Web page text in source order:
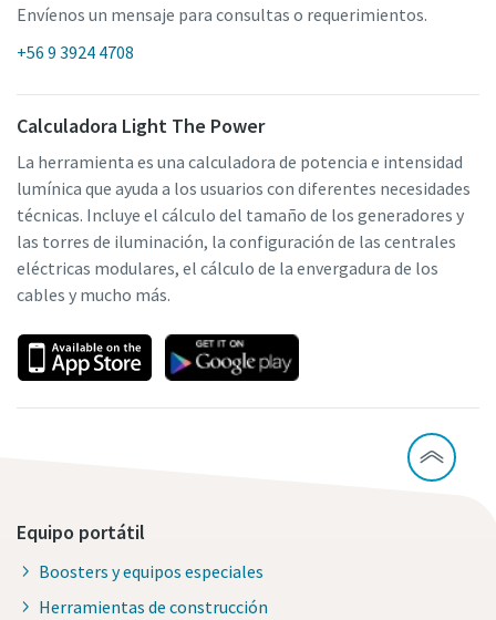
Envíenos un mensaje para consultas o requerimientos.
+56 9 3924 4708
Calculadora Light The Power
La herramienta es una calculadora de potencia e intensidad
lumínica que ayuda a los usuarios con diferentes necesidades
técnicas. Incluye el cálculo del tamaño de los generadores y
las torres de iluminación, la configuración de las centrales
eléctricas modulares, el cálculo de la envergadura de los
cables y mucho más.
Equipo portátil
Boosters y equipos especiales
Herramientas de construcción